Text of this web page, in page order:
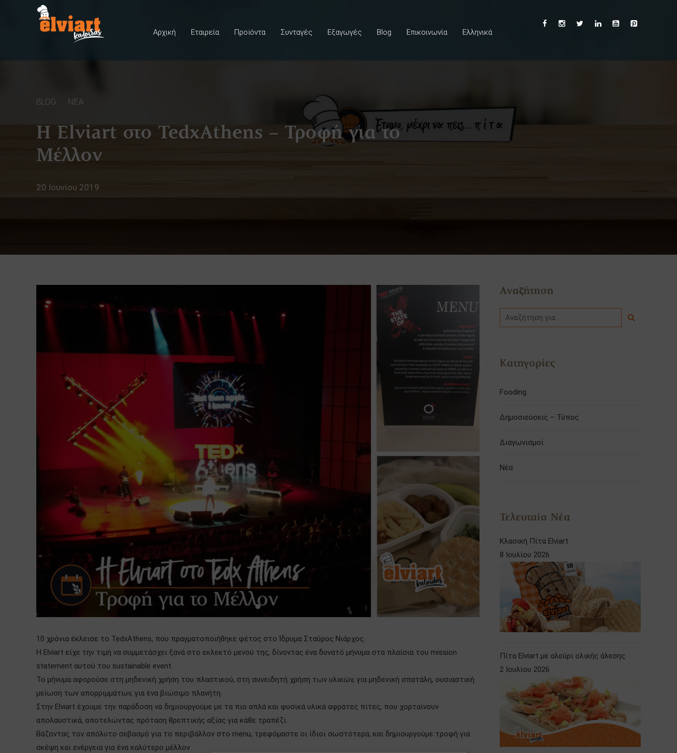
Αρχική Εταιρεία Προϊόντα Συνταγές Εξαγωγές Blog Επικοινωνία Ελληνικά
BLOG ΝΕΑ
Η Elviart στο TedxAthens – Τροφή για το
Μέλλον
20 Ιουνίου 2019
10 χρόνια έκλεισε το TedxAthens, που πραγματοποιήθηκε φέτος στο Ίδρυμα Σταύρος Νιάρχος.
Η Elviart είχε την τιμή να συμμετάσχει ξανά στο εκλεκτό μενού της, δίνοντας ένα δυνατό μήνυμα στα πλαίσια του mission
statement αυτού του sustainable event.
Το μήνυμα αφορούσε στη μηδενική χρήση του πλαστικού, στη συνειδητή χρήση των υλικών, για μηδενική σπατάλη, ουσιαστική
μείωση των απορριμμάτων, για ένα βιώσιμο πλανήτη.
Στην Elviart έχουμε την παράδοση να δημιουργούμε με τα πιο απλά και φυσικά υλικά αφράτες πίτες, που χορταίνουν
απολαυστικά, αποτελώντας πρόταση θρεπτικής αξίας για κάθε τραπέζι.
Βάζοντας τον απόλυτο σεβασμό για το περιβάλλον στο menu, τρεφόμαστε οι ίδιοι σωστότερα, και δημιουργούμε τροφή για
σκέψη και ενέργεια για ένα καλύτερο μέλλον.
Αναζήτηση
Κατηγορίες
Fooding
Δημοσιεύσεις – Τύπος
Διαγωνισμοί
Νέα
Τελευταία Νέα
Κλασική Πίτα Elviart
8 Ιουλίου 2026
Πίτα Elviart με αλεύρι ολικής άλεσης
2 Ιουλίου 2026